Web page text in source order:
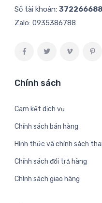
Số tài khoản:
Zalo: 0935386788
Chính sách
Cam kết dịch vụ
Chính sách bán hàng
Hình thức và chính sách
Chính sách đổi trả hàng
Chính sách giao hàng